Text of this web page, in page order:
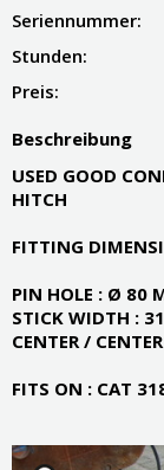
Seriennummer:
Stunden:
Preis:
Beschreibung
USED GOOD
HITCH
FITTING
PIN HOLE : Ø 80
STICK WIDTH :
CENTER /
FITS ON : CAT